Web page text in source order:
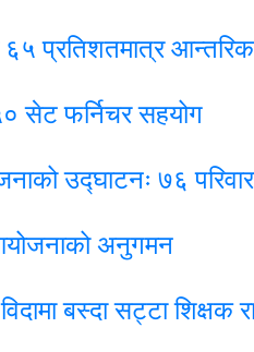
६५ प्रतिशतमात्र
५० सेट फर्निचर सहयोग
उद्घाटनः ७६
अनुगमन
बस्दा सट्टा शिक्षक